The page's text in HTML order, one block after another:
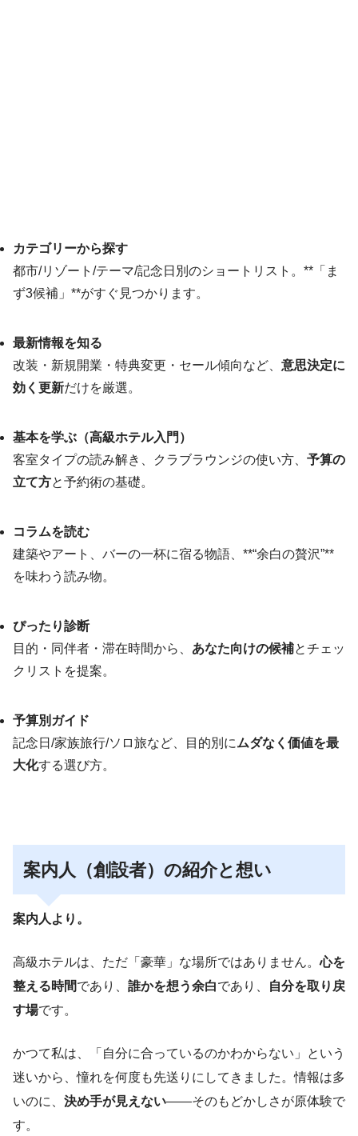
カテゴリーから探す
都市/リゾート/テーマ/記念日別のショートリスト。**「ま
ず3候補」**がすぐ見つかります。
最新情報を知る
改装・新規開業・特典変更・セール傾向など、 意思決定に
効く更新だけを厳選。
基本を学ぶ（高級ホテル入門）
客室タイプの読み解き、クラブラウンジの使い方、 予算の
立て方と予約術の基礎。
コラムを読む
建築やアート、バーの一杯に宿る物語、**“余白の贅沢”**
を味わう読み物。
ぴったり診断
目的・同伴者・滞在時間から、 あなた向けの候補とチェッ
クリストを提案。
予算別ガイド
記念日/家族旅行/ソロ旅など、目的別にムダなく価値を最
大化する選び方。
案内人（創設者）の紹介と想い
案内人より。
高級ホテルは、ただ「豪華」な場所ではありません。心を
整える時間であり、 誰かを想う余白であり、
自分を取り戻
す場です。
かつて私は、「自分に合っているのかわからない」という
迷いから、憧れを何度も先送りにしてきました。情報は多
いのに、 決め手が見えない――そのもどかしさが原体験で
す。